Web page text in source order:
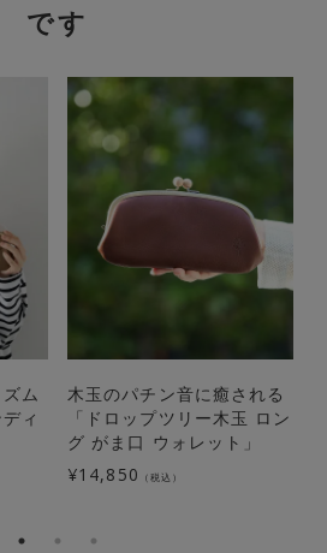
です
ム
ィ
木玉のパチン音に癒される
「ドロップツリー木玉 ロン
グ がま口 ウォレット」
¥14,850 （税込）